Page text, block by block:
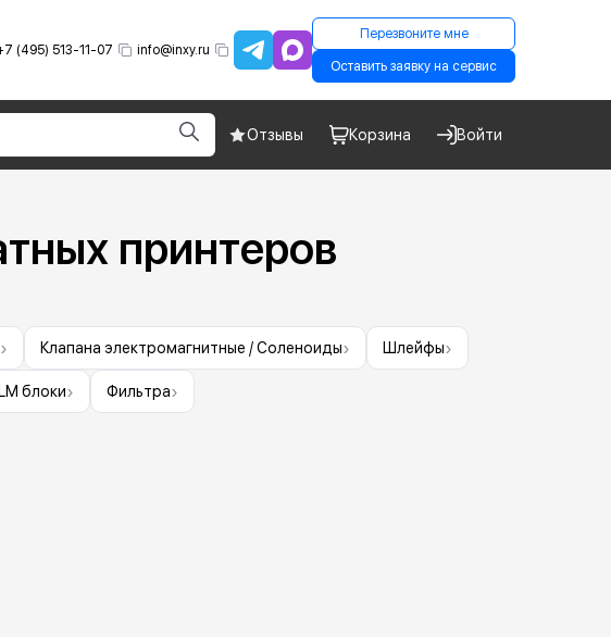
(495) 513-11-07 info@inxy.ru
Перезвоните мне
Оставить заявку на сервис
Отзывы Корзина Войти
принтеров
› Клапана электромагнитные / Соленоиды› Шлейфы›
блоки› Фильтра›